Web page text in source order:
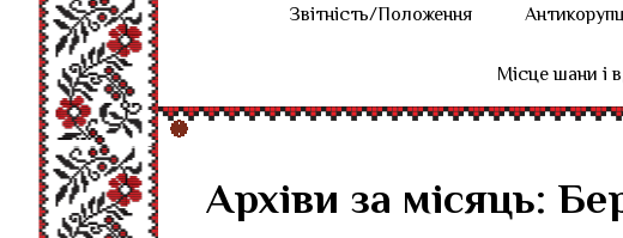
Звітність/Положення
Місце шани і
Архіви за місяць: